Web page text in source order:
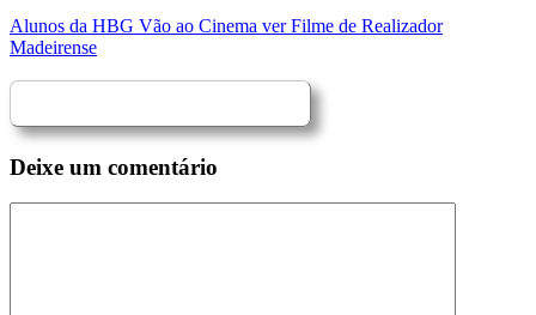
Alunos da HBG Vão ao Cinema ver Filme de Realizador
Madeirense
Deixe um comentário